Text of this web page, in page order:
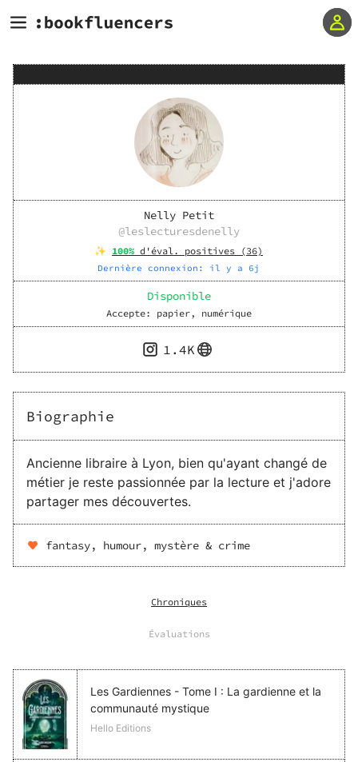
Biographie
Ancienne libraire à Lyon, bien qu'ayant changé de
métier je reste passionnée par la lecture et j'adore
partager mes découvertes.
fantasy, humour, mystère & crime
Nelly Petit
@leslecturesdenelly
✨ 100% d'éval. positives (36)
Dernière connexion: il y a 6j
Disponible
Accepte: papier, numérique
1.4K
Chroniques
Évaluations
Les Gardiennes - Tome I : La gardienne et la
communauté mystique
Hello Editions